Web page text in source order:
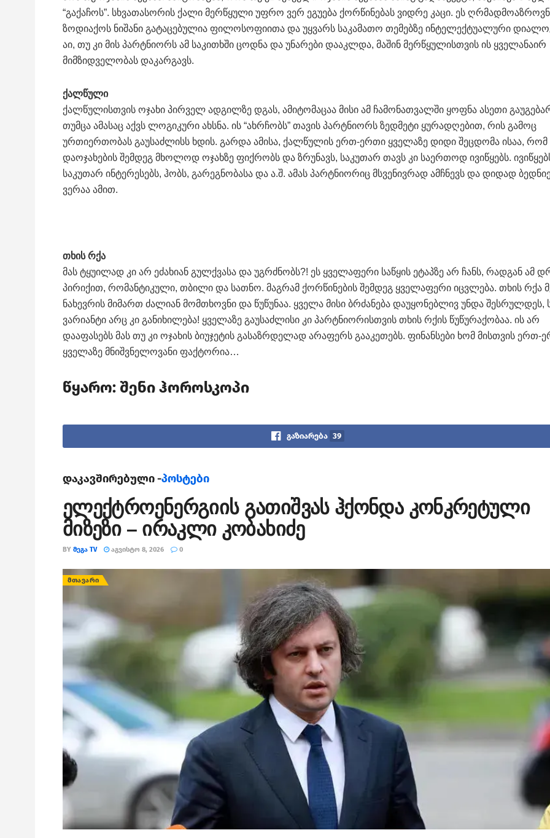
“გაქაჩოს”. სხვათასორის ქალი მერწყული უფრო ვერ ეგუება ქორწინებას ვიდრე კაცი. ეს
ზოდიაქოს ნიშანი გატაცებულია ფილოსოფიითა და უყვარს საკამათო თემებზე ინტელექტუალური
აი, თუ კი მის პარტნიორს ამ საკითხში ცოდნა და უნარები დააკლდა, მაშინ მერწყულისთვის ის ყველანაირ
მიმზიდველობას დაკარგავს.
ქალწული
ქალწულისთვის ოჯახი პირველ ადგილზე დგას, ამიტომაცაა მისი ამ ჩამონათვალში ყოფნა ასეთი
თუმცა ამასაც აქვს ლოგიკური ახსნა. ის “ახრჩობს” თავის პარტნიორს ზედმეტი ყურადღებით, რის გამოც
ურთიერთობას გაუსაძლისს ხდის. გარდა ამისა, ქალწულის ერთ-ერთი ყველაზე დიდი შეცდომა ისაა, რომ
დაოჯახების შემდეგ მხოლოდ ოჯახზე ფიქრობს და ზრუნავს, საკუთარ თავს კი საერთოდ ივიწყებს.
საკუთარ ინტერესებს, ჰობს, გარეგნობასა და ა.შ. ამას პარტნიორიც მსვენივრად ამჩნევს და დიდად
ვერაა ამით.
თხის რქა
მას ტყუილად კი არ ეძახიან გულქვასა და უგრძნობს?! ეს ყველაფერი საწყის ეტაპზე არ ჩანს, რადგან ამ
პირიქით, რომანტიკული, თბილი და სათნო. მაგრამ ქორწინების შემდეგ ყველაფერი იცვლება. თხის რქა
ნახევრის მიმართ ძალიან მომთხოვნი და წუწუნაა. ყველა მისი ბრძანება დაუყონებლივ უნდა შესრულდეს,
ვარიანტი არც კი განიხილება! ყველაზე გაუსაძლისი კი პარტნიორისთვის თხის რქის წუწურაქობაა. ის არ
დააფასებს მას თუ კი ოჯახის ბიუჯეტის გასაზრდელად არაფერს გააკეთებს. ფინანსები ხომ მისთვის ერთ-
ყველაზე მნიშვნელოვანი ფაქტორია…
წყარო: შენი ჰოროსკოპი
გაზიარება 39
დაკავშირებული -პოსტები
ელექტროენერგიის გათიშვას ჰქონდა კონკრეტული
მიზეზი – ირაკლი კობახიძე
BY ᲛᲔᲒᲐ TV ᲐᲒᲕᲘᲡᲢᲝ 8, 2026 0
ᲛᲗᲐᲕᲐᲠᲘ